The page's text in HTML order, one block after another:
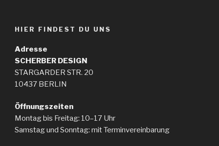
HIER FINDEST DU UNS
Adresse
SCHERBER DESIGN
STARGARDER STR. 20
10437 BERLIN
Öffnungszeiten
Montag bis Freitag: 10–17 Uhr
Samstag und Sonntag: mit Terminvereinbarung